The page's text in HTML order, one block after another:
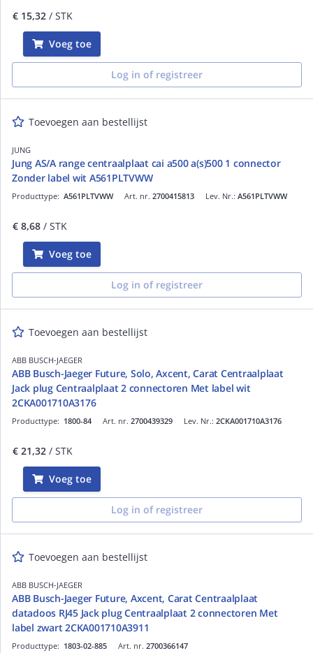
€ 15,32 / STK
Voeg toe
Log in of registreer
Toevoegen aan bestellijst
JUNG
Jung AS/A range centraalplaat cai a500 a(s)500 1 connector
Zonder label wit A561PLTVWW
Art. nr. 2700415813
Producttype: A561PLTVWW Lev. Nr.: A561PLTVWW
€ 8,68 / STK
Voeg toe
Log in of registreer
Toevoegen aan bestellijst
ABB BUSCH-JAEGER
ABB Busch-Jaeger Future, Solo, Axcent, Carat Centraalplaat
Jack plug Centraalplaat 2 connectoren Met label wit
2CKA001710A3176
Art. nr. 2700439329
Producttype: 1800-84 Lev. Nr.: 2CKA001710A3176
€ 21,32 / STK
Voeg toe
Log in of registreer
Toevoegen aan bestellijst
ABB BUSCH-JAEGER
ABB Busch-Jaeger Future, Axcent, Carat Centraalplaat
datadoos RJ45 Jack plug Centraalplaat 2 connectoren Met
label zwart 2CKA001710A3911
Art. nr. 2700366147
Producttype: 1803-02-885